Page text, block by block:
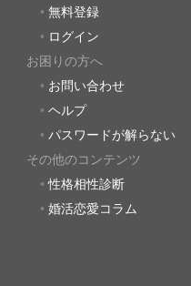
無料登録
ログイン
お困りの方へ
お問い合わせ
ヘルプ
パスワードが解らない
その他のコンテンツ
性格相性診断
婚活恋愛コラム